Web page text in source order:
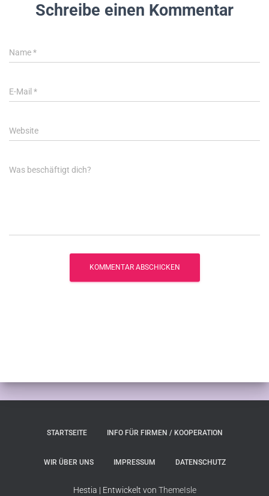
Schreibe einen Kommentar
Name*
E-Mail *
Website
Was beschäftigt dich?
STARTSEITE INFO FÜR FIRMEN / KOOPERATION
WIR ÜBER UNS IMPRESSUM DATENSCHUTZ
Hestia | Entwickelt von ThemeIsle